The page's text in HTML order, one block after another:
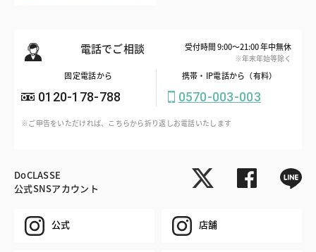
電話でご相談 受付時間 9:00～21:00 年中無休
※年末年始等除く
固定電話から
0120-178-788
携帯・IP電話から（有料）
0570-003-003
※ご申告をいただければ、こちらから折り返しお電話いたします
DoCLASSE
公式SNSアカウント
公式 店舗